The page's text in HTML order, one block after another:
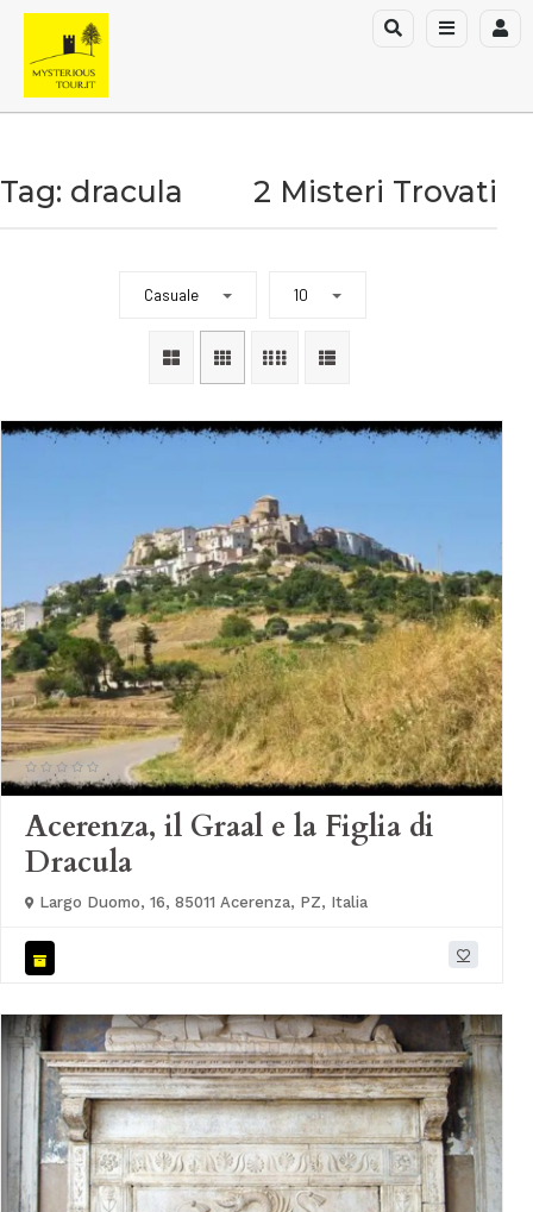
Tag: dracula 2 Misteri Trovati
Casuale 10
Acerenza, il Graal e la Figlia di
Dracula
Largo Duomo, 16, 85011 Acerenza, PZ, Italia